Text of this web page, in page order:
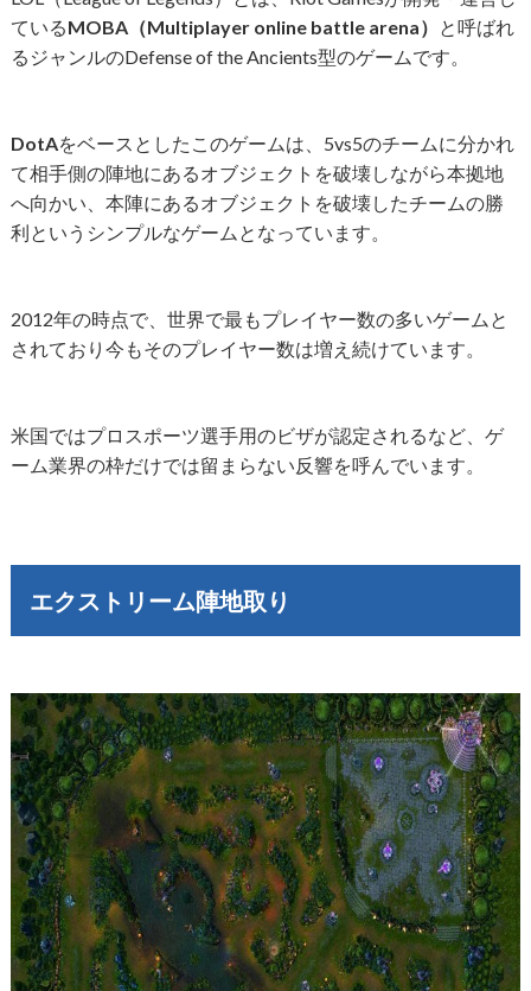
ているMOBA（Multiplayer online battle arena） と呼ばれ
るジャンルのDefense of the Ancients型のゲームです。
DotAをベースとしたこのゲームは、5vs5のチームに分かれ
て相手側の陣地にあるオブジェクトを破壊しながら本拠地
へ向かい、本陣にあるオブジェクトを破壊したチームの勝
利というシンプルなゲームとなっています。
2012年の時点で、世界で最もプレイヤー数の多いゲームと
されており今もそのプレイヤー数は増え続けています。
米国ではプロスポーツ選手用のビザが認定されるなど、ゲ
ーム業界の枠だけでは留まらない反響を呼んでいます。
エクストリーム陣地取り